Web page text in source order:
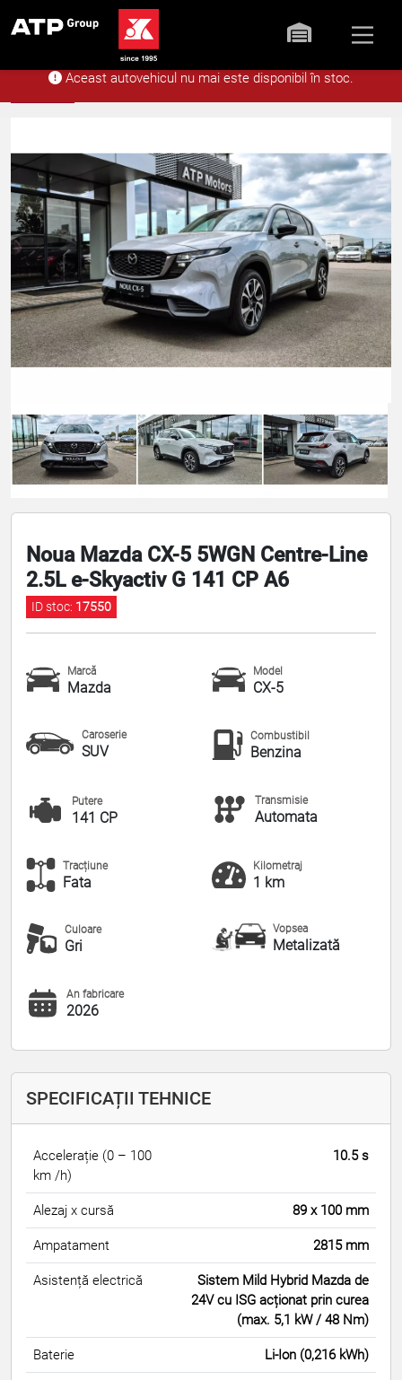
Aceast autovehicul nu mai este disponibil în stoc.
Acasă Stoc Noua Mazda CX-5
Noua Mazda CX-5 5WGN Centre-Line
2.5L e-Skyactiv G 141 CP A6
ID stoc: 17550
Marcă
Mazda
Model
CX-5
Caroserie
SUV
Combustibil
Benzina
Putere
141 CP
Transmisie
Automata
Tracțiune
Fata
Kilometraj
1 km
Culoare
Gri
Vopsea
Metalizată
An fabricare
2026
SPECIFICAȚII TEHNICE
Accelerație (0 – 100
km /h)
10.5 s
Alezaj x cursă 89 x 100 mm
Ampatament 2815 mm
Asistență electrică
Sistem Mild Hybrid Mazda de
24V cu ISG acționat prin curea
(max. 5,1 kW / 48 Nm)
Baterie Li-Ion (0,216 kWh)